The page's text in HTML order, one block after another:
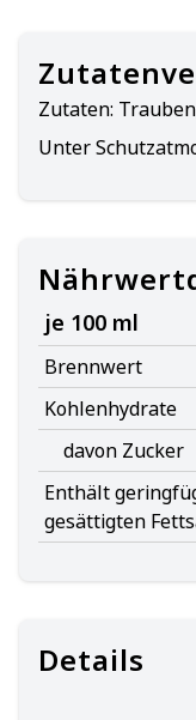
Zutaten:
Unter
je 100 ml
Brennwert
Kohlenhydrate
davon Zucker
Enthält
gesättigten
Details